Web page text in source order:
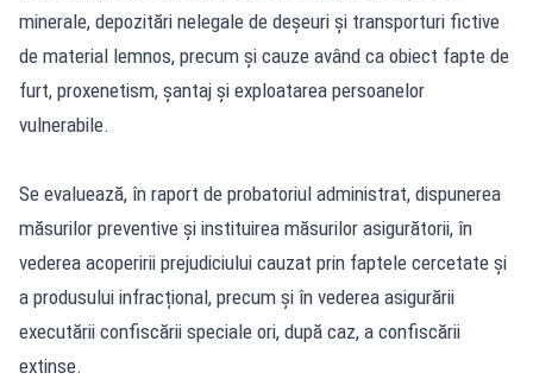
minerale, depozitări nelegale de deșeuri și transporturi fictive
de material lemnos, precum și cauze având ca obiect fapte de
furt, proxenetism, șantaj și exploatarea persoanelor
vulnerabile.
Se evaluează, în raport de probatoriul administrat, dispunerea
măsurilor preventive și instituirea măsurilor asigurătorii, în
vederea acoperirii prejudiciului cauzat prin faptele cercetate și
a produsului infracțional, precum și în vederea asigurării
executării confiscării speciale ori, după caz, a confiscării
extinse.